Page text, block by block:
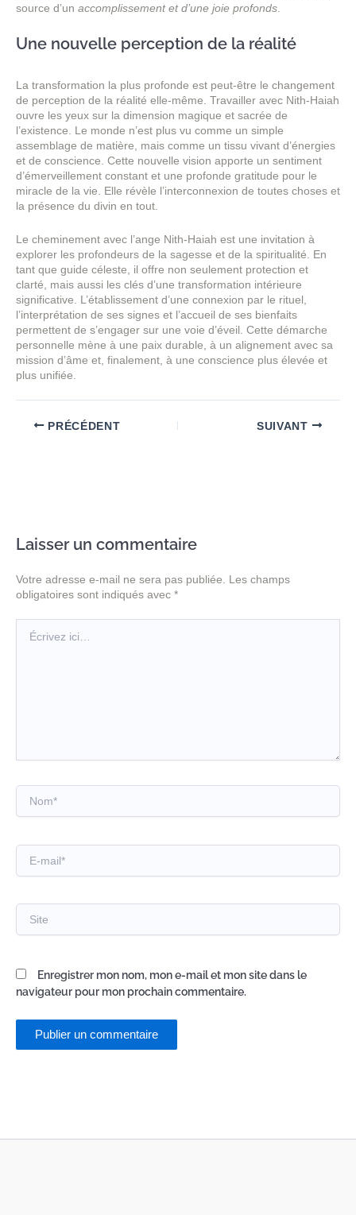
source d’un accomplissement et d’une joie profonds
Une nouvelle perception de la réalité
La transformation la plus profonde est peut-être le changement
de perception de la réalité elle-même. Travailler avec Nith-Haiah
ouvre les yeux sur la dimension magique et sacrée de
l’existence. Le monde n’est plus vu comme un simple
assemblage de matière, mais comme un tissu vivant d’énergies
et de conscience. Cette nouvelle vision apporte un sentiment
d’émerveillement constant et une profonde gratitude pour le
miracle de la vie. Elle révèle l’interconnexion de toutes choses et
la présence du divin en tout.
Le cheminement avec l’ange Nith-Haiah est une invitation à
explorer les profondeurs de la sagesse et de la spiritualité. En
tant que guide céleste, il offre non seulement protection et
clarté, mais aussi les clés d’une transformation intérieure
significative. L’établissement d’une connexion par le rituel,
l’interprétation de ses signes et l’accueil de ses bienfaits
permettent de s’engager sur une voie d’éveil. Cette démarche
personnelle mène à une paix durable, à un alignement avec sa
mission d’âme et, finalement, à une conscience plus élevée et
plus unifiée.
PRÉCÉDENT SUIVANT
Laisser un commentaire
Votre adresse e-mail ne sera pas publiée. Les champs
obligatoires sont indiqués avec *
ici…
mail*
Enregistrer mon nom, mon e-mail et mon site dans le
navigateur pour mon prochain commentaire.